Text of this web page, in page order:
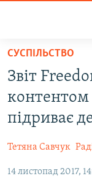
Перейти
основного
матеріалу
Перейти
до
основної
Перейти
ВІДЕО ТА ФОТО
БЛОГИ
ПОГЛЯД
СУСПІЛЬСТВО
Звіт
контентом
підриває
Тетяна Савчук
14 листопад 2017,